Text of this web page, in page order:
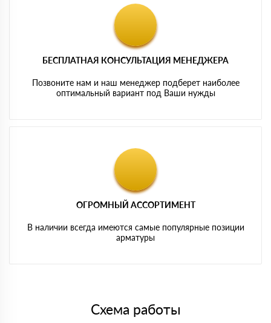
БЕСПЛАТНАЯ КОНСУЛЬТАЦИЯ МЕНЕДЖЕРА
Позвоните нам и наш менеджер подберет наиболее
оптимальный вариант под Ваши нужды
ОГРОМНЫЙ АССОРТИМЕНТ
В наличии всегда имеются самые популярные позиции
арматуры
Схема работы